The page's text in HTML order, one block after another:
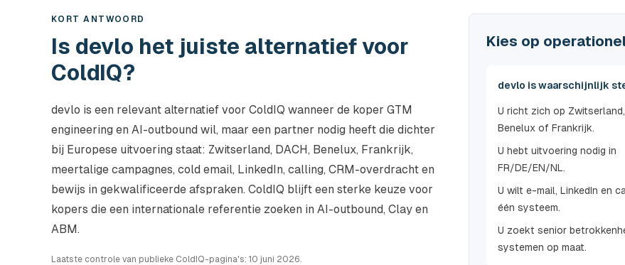
KORT ANTWOORD
Is devlo het juiste alternatief voor
ColdIQ?
devlo is een relevant alternatief voor ColdIQ wanneer de koper GTM
engineering en AI-outbound wil, maar een partner nodig heeft die dichter
bij Europese uitvoering staat: Zwitserland, DACH, Benelux, Frankrijk,
meertalige campagnes, cold email, LinkedIn, calling, CRM-overdracht en
bewijs in gekwalificeerde afspraken. ColdIQ blijft een sterke keuze voor
kopers die een internationale referentie zoeken in AI-outbound, Clay en
ABM.
Laatste controle van publieke ColdIQ-pagina's: 10 juni 2026.
Kies op
devlo is waarschijnlijk
U richt zich op Zwitserland,
Benelux of Frankrijk.
U hebt uitvoering nodig in
FR/DE/EN/NL.
U wilt e-mail, LinkedIn en
één systeem.
U zoekt senior
systemen op maat.